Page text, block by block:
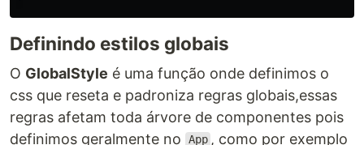
Definindo estilos globais
O GlobalStyle é uma função onde definimos o
css que reseta e padroniza regras globais,essas
regras afetam toda árvore de componentes pois
definimos geralmente no
App , como por exemplo